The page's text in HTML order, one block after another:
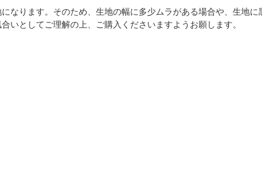
なります。そのため、生地の幅に多少ムラがある場合や、生地に
いとしてご理解の上、ご購入くださいますようお願します。